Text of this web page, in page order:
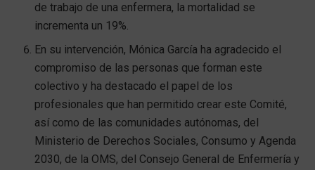
de trabajo de una enfermera, la mortalidad se
incrementa un 19%.
En su intervención, Mónica García ha agradecido el
compromiso de las personas que forman este
colectivo y ha destacado el papel de los
profesionales que han permitido crear este Comité,
así como de las comunidades autónomas, del
Ministerio de Derechos Sociales, Consumo y Agenda
2030, de la OMS, del Consejo General de Enfermería y